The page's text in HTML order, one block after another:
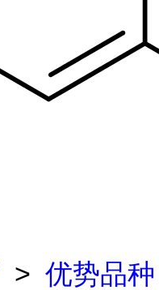
> 优势品种